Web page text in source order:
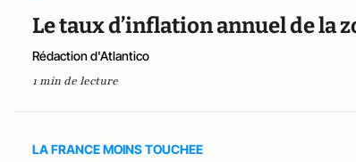
Le taux d’inflation annuel de la
Rédaction d'Atlantico
1 min de lecture
LA FRANCE MOINS TOUCHEE